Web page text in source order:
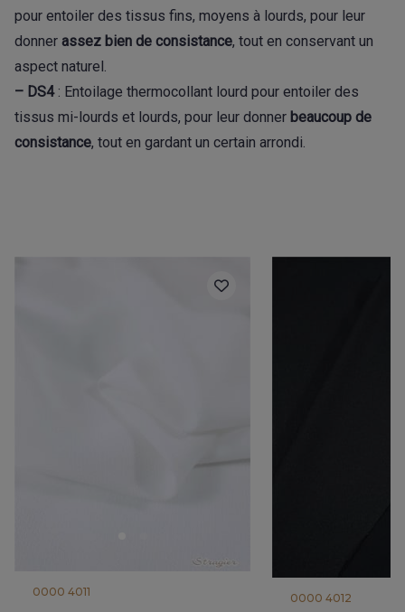
pour entoiler des tissus fins, moyens à lourds, pour leur
donner assez bien de consistance, tout en conservant un
aspect naturel.
– DS4: Entoilage thermocollant lourd pour entoiler des
tissus mi-lourds et lourds, pour leur donner beaucoup de
consistance, tout en gardant un certain arrondi.
0000 4011 0000 4012